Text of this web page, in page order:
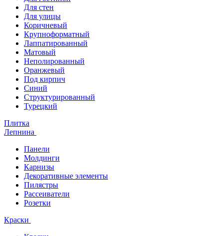
Для стен
Для улицы
Коричневый
Крупноформатный
Лаппатированный
Матовый
Неполированный
Оранжевый
Под кирпич
Синий
Структурированный
Турецкий
Плитка
Лепнина
Панели
Молдинги
Карнизы
Декоративные элементы
Пилястры
Рассеиватели
Розетки
Краски